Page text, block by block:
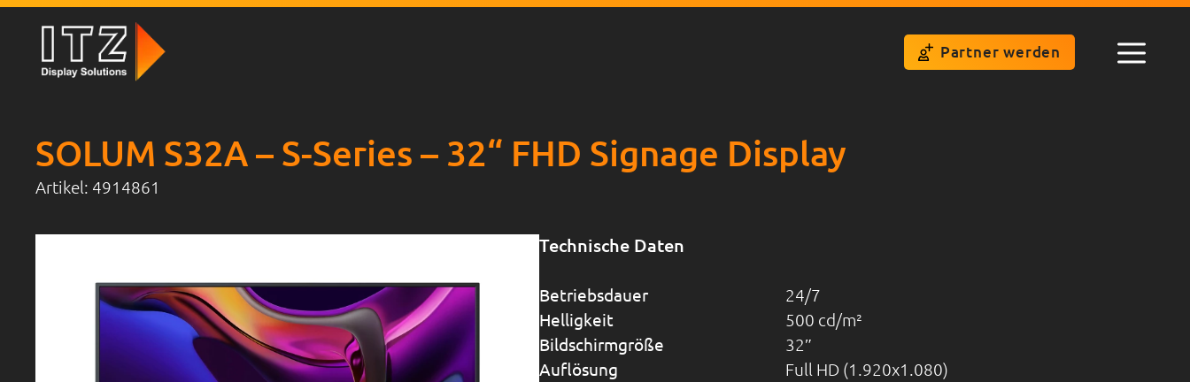
Zum
springen
Partner werden Menü
SOLUM S32A – S-Series – 32“ FHD Signage Display
Artikel: 4914861
Technische Daten
Betriebsdauer
24/7
Helligkeit
500 cd/m²
Bildschirmgröße
32
Auflösung
Full HD (1.920x1.080)